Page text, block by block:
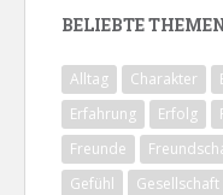
BELIEBTE
Alltag Charakter
Erfahrung
Erfolg
Freunde
Gefühl
Gesellschaft